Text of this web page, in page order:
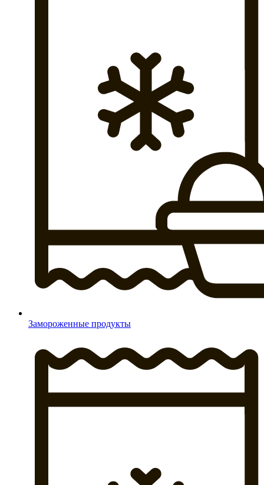
Замороженные продукты